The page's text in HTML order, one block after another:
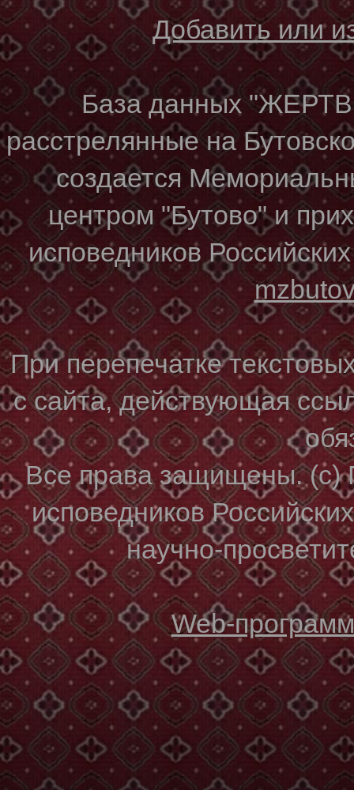
Добавить или
База данных
расстрелянные на
создается
центром "Бутово" и
исповедников
При перепечатке
с сайта, действующая
Все права защищены. (с)
исповедников
научно-
Web-